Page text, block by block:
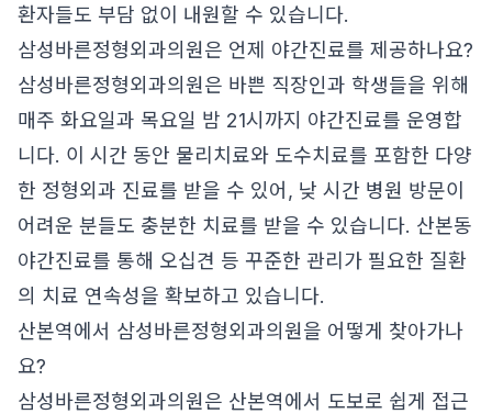
환자들도 부담 없이 내원할 수 있습니다.
삼성바른정형외과의원은 언제 야간진료를 제공하나요?
삼성바른정형외과의원은 바쁜 직장인과 학생들을 위해
매주 화요일과 목요일 밤 21시까지 야간진료를 운영합
니다. 이 시간 동안 물리치료와 도수치료를 포함한 다양
한 정형외과 진료를 받을 수 있어, 낮 시간 병원 방문이
어려운 분들도 충분한 치료를 받을 수 있습니다. 산본동
야간진료를 통해 오십견 등 꾸준한 관리가 필요한 질환
의 치료 연속성을 확보하고 있습니다.
산본역에서 삼성바른정형외과의원을 어떻게 찾아가나
요?
삼성바른정형외과의원은 산본역에서 도보로 쉽게 접근